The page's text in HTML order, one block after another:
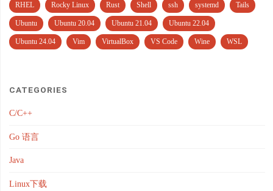
RHEL Rocky Linux Rust Shell ssh systemd Tails
Ubuntu Ubuntu 20.04 Ubuntu 21.04 Ubuntu 22.04
Ubuntu 24.04 Vim VirtualBox VS Code Wine WSL
CATEGORIES
C/C++
Go 语言
Java
Linux下载